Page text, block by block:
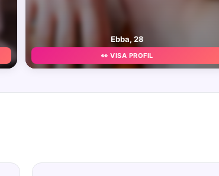
Ebba, 28
👀 VISA PROFIL